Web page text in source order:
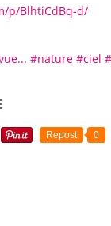
p/BlhtiCdBq-d/
Repost 0